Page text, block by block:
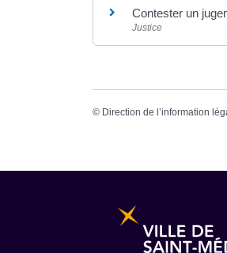
Contester un
Justice
© Direction de l’information